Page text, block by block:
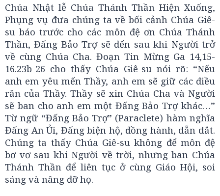
Chúa Nhật lễ Chúa Thánh Thần Hiện Xuống,
Phụng vụ đưa chúng ta về bối cảnh Chúa Giê-
su báo trước cho các môn đệ ơn Chúa Thánh
Thần, Đấng Bảo Trợ sẽ đến sau khi Người trở
về cùng Chúa Cha. Đoạn Tin Mừng Ga 14,15-
16.23b-26 cho thấy Chúa Giê-su nói rõ: “Nếu
anh em yêu mến Thầy, anh em sẽ giữ các điều
răn của Thầy. Thầy sẽ xin Chúa Cha và Người
sẽ ban cho anh em một Đấng Bảo Trợ khác…”
Từ ngữ “Đấng Bảo Trợ” (Paraclete) hàm nghĩa
Đấng An Ủi, Đấng biện hộ, đồng hành, dẫn dắt.
Chúng ta thấy Chúa Giê-su không để môn đệ
bơ vơ sau khi Người về trời, nhưng ban Chúa
Thánh Thần để liên tục ở cùng Giáo Hội, soi
sáng và nâng đỡ họ.